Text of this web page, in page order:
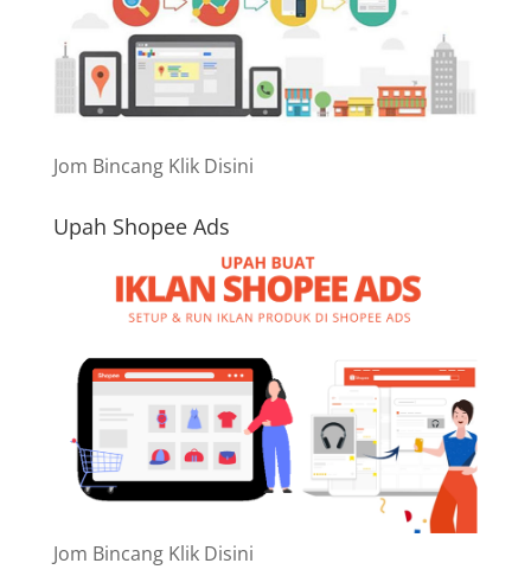
Jom Bincang Klik Disini
Upah Shopee Ads
Jom Bincang Klik Disini